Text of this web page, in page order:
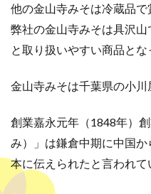
他の金山寺みそは冷蔵品で
弊社の金山寺みそは具沢
と取り扱いやすい商品とな
金山寺みそは千葉県の小
創業嘉永元年（1848年）
み）」は鎌倉中期に中国
本に伝えられたと言われて